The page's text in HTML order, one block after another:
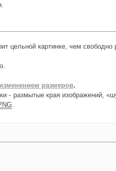
цельной картинке, чем свободно
размеров.
- размытые края изображений,
.